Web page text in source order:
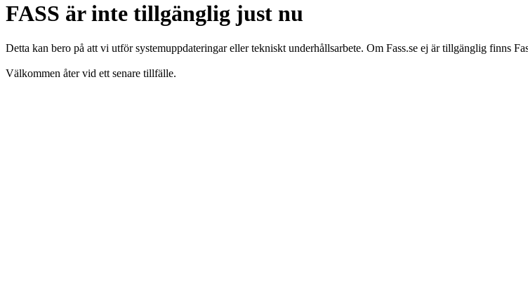
FASS är inte tillgänglig just nu
Detta kan bero på att vi utför systemuppdateringar eller tekniskt underhållsarbete. Om Fass.se ej är tillgänglig finns
Välkommen åter vid ett senare tillfälle.